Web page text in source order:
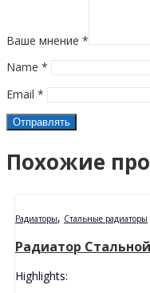
Ваше мнение *
Name *
Email *
Похожие
Радиаторы, Стальные радиаторы
Радиатор Стальной
Highlights: